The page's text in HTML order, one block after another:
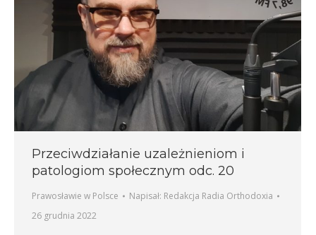
Przeciwdziałanie uzależnieniom i
patologiom społecznym odc. 20
Prawosławie w Polsce Napisał: Redakcja Radia Orthodoxia
26 grudnia 2022